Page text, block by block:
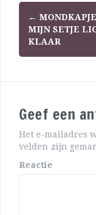
←
MIJN SETJE
KLAAR
Geef een
Het e-mailadres
velden zijn
Reactie